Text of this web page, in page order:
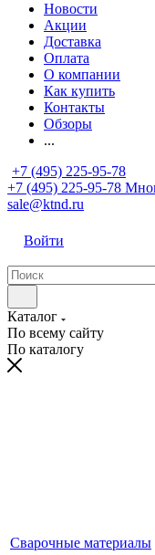
Новости
Акции
Доставка
Оплата
О компании
Как купить
Контакты
Обзоры
...
+7 (495) 225-95-78
+7 (495) 225-95-78
sale@ktnd.ru
Войти
Каталог
По всему сайту
По каталогу
Сварочные материалы